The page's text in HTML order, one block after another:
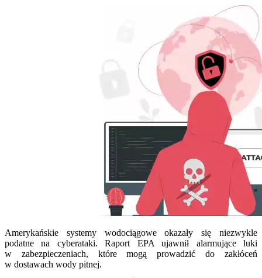
Amerykańskie systemy wodociągowe okazały się niezwykle
podatne na cyberataki. Raport EPA ujawnił alarmujące luki
w zabezpieczeniach, które mogą prowadzić do zakłóceń
w dostawach wody pitnej.